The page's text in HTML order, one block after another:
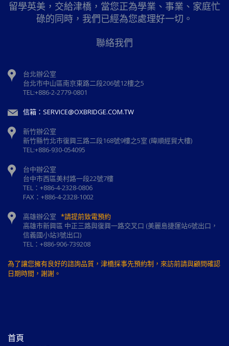
留學英美，交給津橋，當您正為學業、事業、家庭忙
碌的同時，我們已經為您處理好一切。
聯絡我們
台北辦公室
台北市中山區南京東路二段206號12樓之5
TEL:+886-2-2779-0801
信箱：SERVICE@OXBRIDGE.COM.TW
新竹辦公室
新⽵縣⽵北市復興三路⼆段168號9樓之5室 (暐順經貿大樓)
TEL:+886-930-054095
台中辦公室
台中市西區美村路一段22號7樓
TEL：+886-4-2328-0806
FAX：+886-4-2328-1002
高雄辦公室 *請提前致電預約
高雄市新興區 中正三路與復興一路交叉口 (美麗島捷運站6號出口，
信義國小站3號出口)
TEL：+886-906-739208
為了讓您擁有良好的諮詢品質，津橋採事先預約制，來訪前請與顧問確認
日期時間，謝謝。
首頁